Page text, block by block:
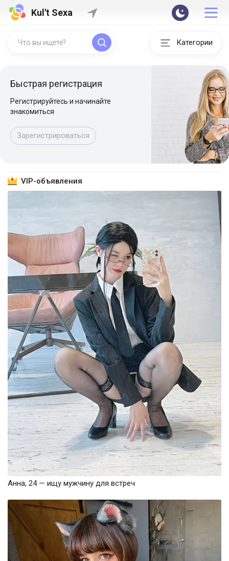
Kul't Sexa
Категории
Быстрая регистрация
Регистрируйтесь и начинайте
знакомиться
Зарегистрироваться
VIP-объявления
Анна, 24 — ищу мужчину для встреч